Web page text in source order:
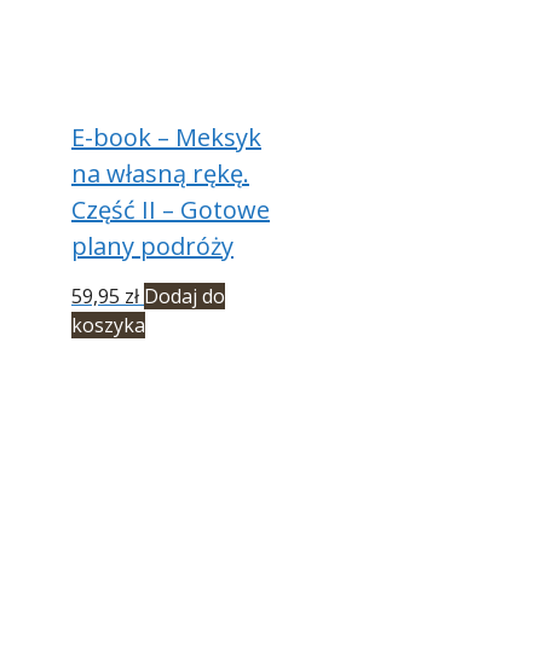
E-book – Meksyk
na własną rękę.
Część II – Gotowe
plany podróży
59,95 zł Dodaj do
koszyka